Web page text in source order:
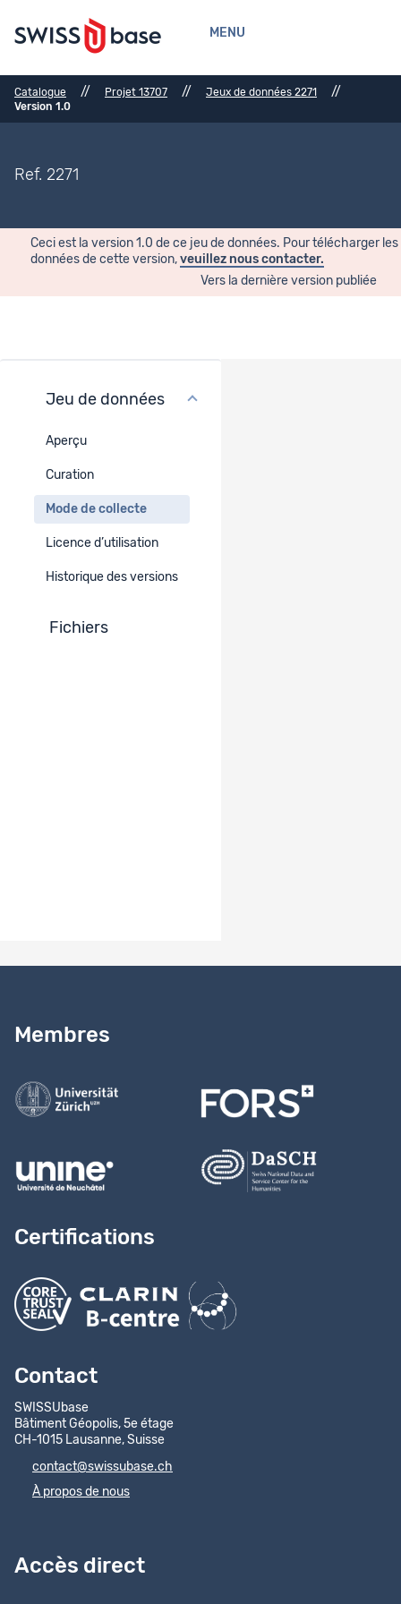
MENU
Catalogue // Projet 13707 // Jeux de données 2271 //
Version 1.0
Ref. 2271
Ceci est la version 1.0 de ce jeu de données. Pour télécharger les
données de cette version, veuillez nous contacter.
Vers la dernière version publiée
Jeu de données
Aperçu
Curation
Mode de collecte
Licence d’utilisation
Historique des versions
Fichiers
Type de données
Données quantitatives
Méthode temporelle
Membres
Certifications
Contact
SWISSUbase
Bâtiment Géopolis, 5e étage
CH-1015 Lausanne, Suisse
contact@swissubase.ch
À propos de nous
Accès direct